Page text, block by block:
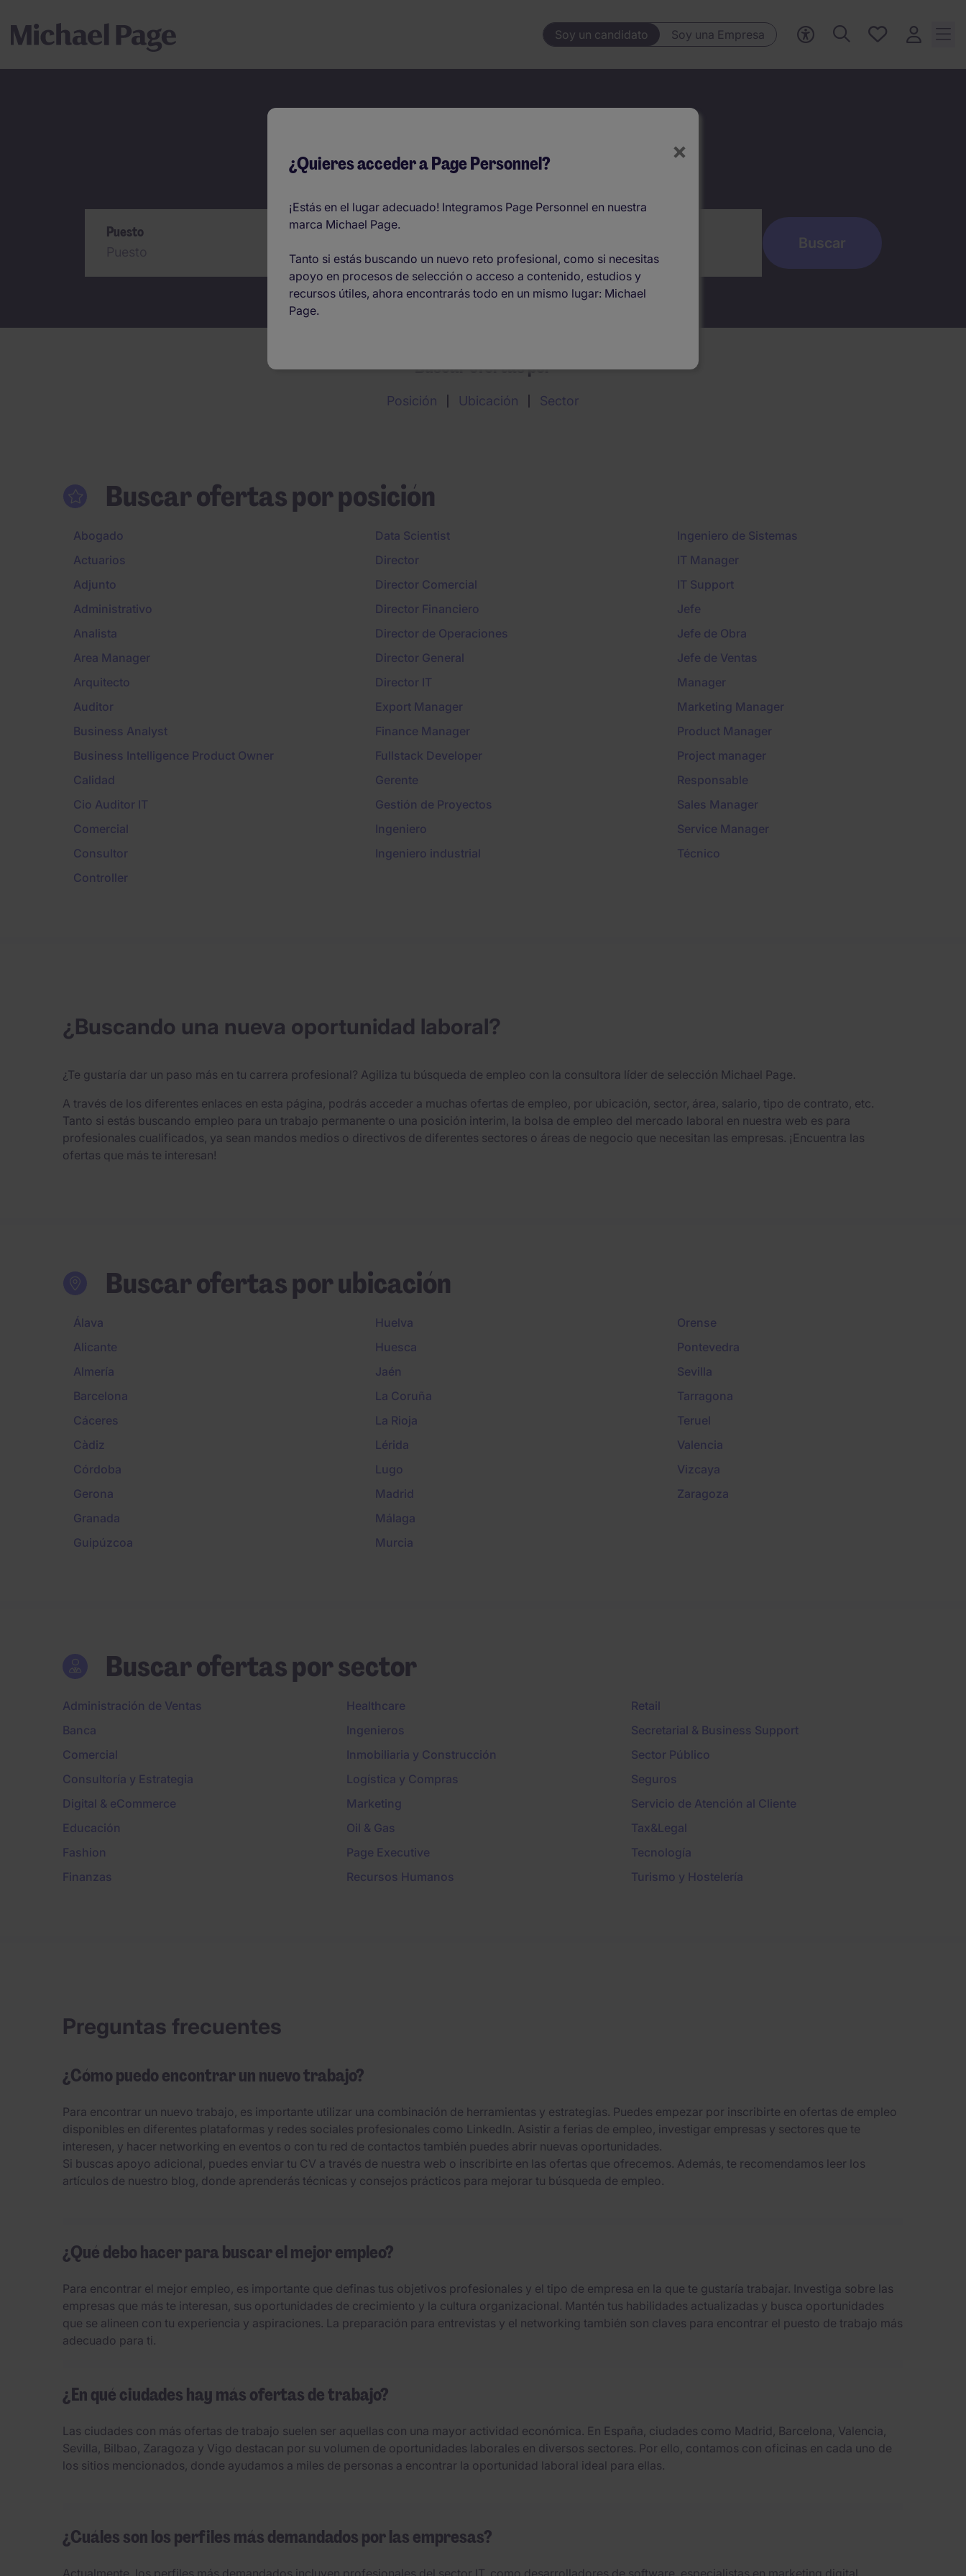
Soy un candidato Soy una Empresa
Ofertas
0 Ofertas
Puesto
Buscar ofertas por
Posición Ubicación Sector
Buscar ofertas por posición
Abogado
Actuarios
Adjunto
Administrativo
Analista
Area Manager
Arquitecto
Auditor
Business Analyst
Business Intelligence Product Owner
Calidad
Cio Auditor IT
Comercial
Consultor
Controller
Data Scientist
Director
Director Comercial
Director Financiero
Director de Operaciones
Director General
Director IT
Export Manager
Finance Manager
Fullstack Developer
Gerente
Gestión de Proyectos
Ingeniero
Ingeniero industrial
Ingeniero de Sistemas
IT Manager
IT Support
Jefe
Jefe de Obra
Jefe de Ventas
Manager
Marketing Manager
Product Manager
Project manager
Responsable
Sales Manager
Service Manager
Técnico
¿Buscando una nueva oportunidad laboral?
¿Te gustaría dar un paso más en tu carrera profesional? Agiliza tu búsqueda de empleo con la consultora líder de selección Michael Page.
A través de los diferentes enlaces en esta página, podrás acceder a muchas ofertas de empleo, por ubicación, sector, área, salario, tipo de contrato, etc.
Tanto si estás buscando empleo para un trabajo permanente o una posición interim, la bolsa de empleo del mercado laboral en nuestra web es para
profesionales cualificados, ya sean mandos medios o directivos de diferentes sectores o áreas de negocio que necesitan las empresas. ¡Encuentra las
ofertas que más te interesan!
Buscar ofertas por ubicación
Álava
Alicante
Almería
Barcelona
Cáceres
Càdiz
Córdoba
Gerona
Granada
Guipúzcoa
Huelva
Huesca
Jaén
La Coruña
La Rioja
Lérida
Lugo
Madrid
Málaga
Murcia
Orense
Pontevedra
Sevilla
Tarragona
Teruel
Valencia
Vizcaya
Zaragoza
Buscar ofertas por sector
Administración de Ventas
Banca
Comercial
Consultoría y Estrategia
Digital & eCommerce
Educación
Fashion
Finanzas
Healthcare
Ingenieros
Inmobiliaria y Construcción
Logística y Compras
Marketing
Oil & Gas
Page Executive
Recursos Humanos
Retail
Secretarial & Business Support
Sector Público
Seguros
Servicio de Atención al Cliente
Tax&Legal
Tecnología
Turismo y Hostelería
Preguntas frecuentes
¿Cómo puedo encontrar un nuevo trabajo?
Para encontrar un nuevo trabajo, es importante utilizar una combinación de herramientas y estrategias. Puedes empezar por inscribirte en ofertas de empleo
disponibles en diferentes plataformas y redes sociales profesionales como LinkedIn. Asistir a ferias de empleo, investigar empresas y sectores que te
interesen, y hacer networking en eventos o con tu red de contactos también puedes abrir nuevas oportunidades.
Si buscas apoyo adicional, puedes enviar tu CV a través de nuestra web o inscribirte en las ofertas que ofrecemos. Además, te recomendamos leer los
artículos de nuestro blog, donde aprenderás técnicas y consejos prácticos para mejorar tu búsqueda de empleo.
¿Qué debo hacer para buscar el mejor empleo?
Para encontrar el mejor empleo, es importante que definas tus objetivos profesionales y el tipo de empresa en la que te gustaría trabajar. Investiga sobre las
empresas que más te interesan, sus oportunidades de crecimiento y la cultura organizacional. Mantén tus habilidades actualizadas y busca oportunidades
que se alineen con tu experiencia y aspiraciones. La preparación para entrevistas y el networking también son claves para encontrar el puesto de trabajo más
adecuado para ti.
¿En qué ciudades hay más ofertas de trabajo?
Las ciudades con más ofertas de trabajo suelen ser aquellas con una mayor actividad económica. En España, ciudades como Madrid, Barcelona, Valencia,
Sevilla, Bilbao, Zaragoza y Vigo destacan por su volumen de oportunidades laborales en diversos sectores. Por ello, contamos con oficinas en cada uno de
los sitios mencionados, donde ayudamos a miles de personas a encontrar la oportunidad laboral ideal para ellas.
¿Cuáles son los perfiles más demandados por las empresas?
Actualmente, los perfiles más demandados incluyen profesionales del sector IT, como desarrolladores de software, especialistas en marketing digital,
×
¿Quieres acceder a Page Personnel?
¡Estás en el lugar adecuado! Integramos Page Personnel en nuestra
marca Michael Page.
Tanto si estás buscando un nuevo reto profesional, como si necesitas
apoyo en procesos de selección o acceso a contenido, estudios y
recursos útiles, ahora encontrarás todo en un mismo lugar: Michael
Page.